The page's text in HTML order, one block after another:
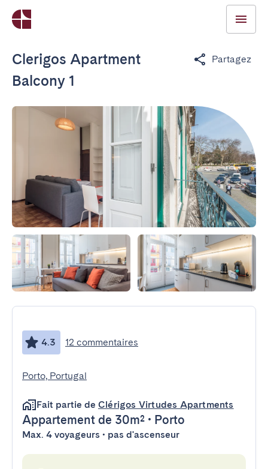
Clerigos Apartment
Balcony 1
Partagez
4.3 12 commentaires
Porto, Portugal
Fait partie de Clérigos Virtudes Apartments
Appartement de 30m² • Porto
Max. 4 voyageurs • pas d'ascenseur